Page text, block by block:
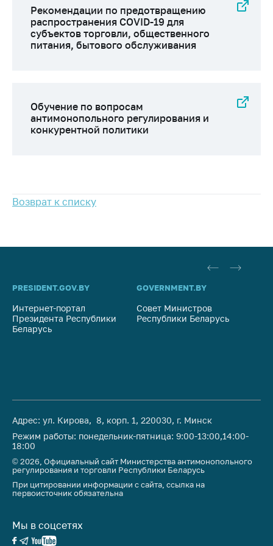
Общественное
обсуждение
проектов
Упрощение условий
ведения бизнеса
общественного
регулирования и
конкурентной
политики
Рекомендации по предотвращению
распространения COVID-19 для
субъектов торговли, общественного
питания, бытового обслуживания
Обучение по вопросам
антимонопольного регулирования и
конкурентной политики
Возврат к списку
PRESIDENT.GOV.BY
Интернет-портал
Президента Республики
Беларусь
GOVERNMENT.BY
Совет Министров
Республики Беларусь
Адрес: ул. Кирова, 8, корп. 1, 220030, г. Минск
Режим работы: понедельник-пятница: 9:00-13:00,14:00-
18:00
© 2026, Официальный сайт Министерства антимонопольного
регулирования и торговли Республики Беларусь
При цитировании информации с сайта, ссылка на
первоисточник обязательна
Мы в соцсетях